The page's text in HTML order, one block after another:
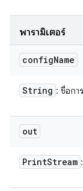
พารามิเตอร์
configName
String : ชื่อกา
out
PrintStream :